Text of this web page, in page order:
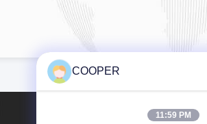
COOPER
11:59 PM